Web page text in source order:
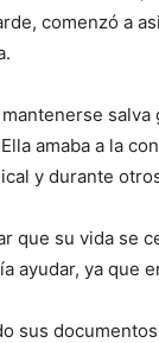
comenzó a
amaba a la
y durante
que su vida se
ayudar, ya que
sus